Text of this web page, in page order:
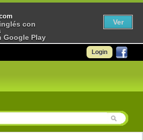
Login
con
Google Play
Ver